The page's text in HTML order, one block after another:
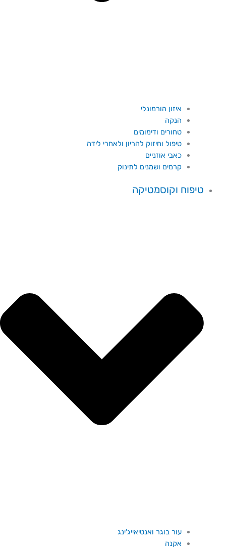
איזון הורמונלי
הנקה
טחורים ודימומים
טיפול וחיזוק להריון ולאחרי לידה
כאבי אוזניים
קרמים ושמנים לתינוק
טיפוח וקוסמטיקה
עור בוגר ואנטיאייג'ינג
אקנה